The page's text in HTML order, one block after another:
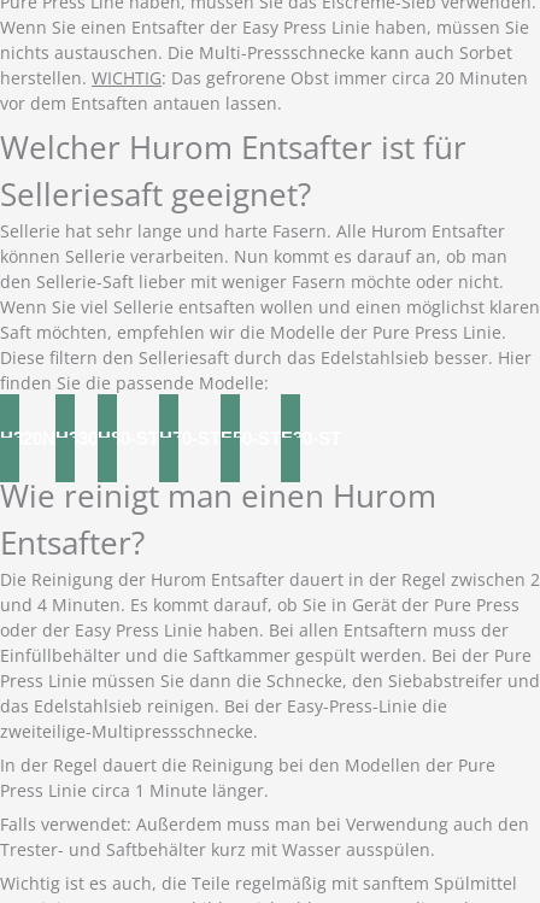
Wenn Sie einen Entsafter der Easy Press Linie haben, müssen Sie
nichts austauschen. Die Multi-Pressschnecke kann auch Sorbet
herstellen. WICHTIG: Das gefrorene Obst immer circa 20 Minuten
vor dem Entsaften antauen lassen.
Welcher Hurom Entsafter ist für
Selleriesaft geeignet?
Sellerie hat sehr lange und harte Fasern. Alle Hurom Entsafter
können Sellerie verarbeiten. Nun kommt es darauf an, ob man
den Sellerie-Saft lieber mit weniger Fasern möchte oder nicht.
Wenn Sie viel Sellerie entsaften wollen und einen möglichst klaren
Saft möchten, empfehlen wir die Modelle der Pure Press Linie.
Diese filtern den Selleriesaft durch das Edelstahlsieb besser. Hier
finden Sie die passende Modelle:
H320N H330 H80-ST H70-ST E50-ST E30-ST
Wie reinigt man einen Hurom
Entsafter?
Die Reinigung der Hurom Entsafter dauert in der Regel zwischen 2
und 4 Minuten. Es kommt darauf, ob Sie in Gerät der Pure Press
oder der Easy Press Linie haben. Bei allen Entsaftern muss der
Einfüllbehälter und die Saftkammer gespült werden. Bei der Pure
Press Linie müssen Sie dann die Schnecke, den Siebabstreifer und
das Edelstahlsieb reinigen. Bei der Easy-Press-Linie die
zweiteilige-Multipressschnecke.
In der Regel dauert die Reinigung bei den Modellen der Pure
Press Linie circa 1 Minute länger.
Falls verwendet: Außerdem muss man bei Verwendung auch den
Trester- und Saftbehälter kurz mit Wasser ausspülen.
Wichtig ist es auch, die Teile regelmäßig mit sanftem Spülmittel